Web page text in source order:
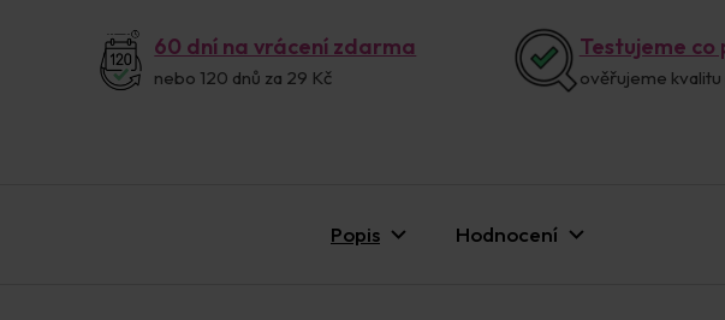
60 dní na vrácení zdarma
nebo 120 dnů za 29 Kč
Testujeme
ověřujeme
Popis Hodnocení